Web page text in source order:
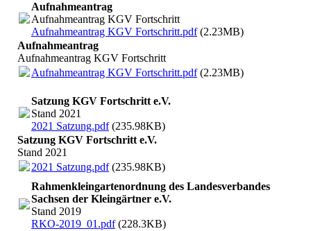
Aufnahmeantrag
Aufnahmeantrag KGV Fortschritt
Aufnahmeantrag KGV Fortschritt.pdf(2.23MB)
Aufnahmeantrag
Aufnahmeantrag KGV Fortschritt
Aufnahmeantrag KGV Fortschritt.pdf(2.23MB)
Satzung KGV Fortschritt e.V.
Stand 2021
2021 Satzung.pdf(235.98KB)
Satzung KGV Fortschritt e.V.
Stand 2021
2021 Satzung.pdf(235.98KB)
Rahmenkleingartenordnung des Landesverbandes
Sachsen der Kleingärtner e.V.
Stand 2019
RKO-2019_01.pdf(228.3KB)